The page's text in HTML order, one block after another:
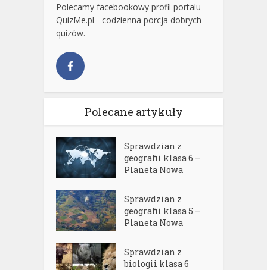
Polecamy facebookowy profil portalu
QuizMe.pl - codzienna porcja dobrych
quizów.
Polecane artykuły
Sprawdzian z
geografii klasa 6 –
Planeta Nowa
Sprawdzian z
geografii klasa 5 –
Planeta Nowa
Sprawdzian z
biologii klasa 6